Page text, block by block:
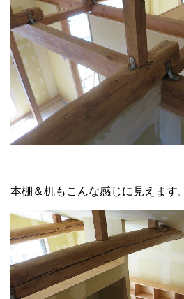
本棚＆机もこんな感じに見えます。